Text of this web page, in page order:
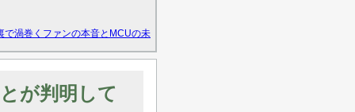
で渦巻くファンの本音とMCUの未
が判明して